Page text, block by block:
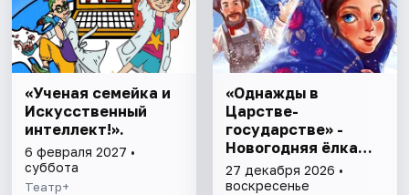
«Ученая семейка и
Искусственный
интеллект!».
6 февраля 2027 •
суббота
Театр+
«Однажды в
Царстве-
государстве» -
Новогодняя ёлка
2026-2027
27 декабря 2026 •
воскресенье